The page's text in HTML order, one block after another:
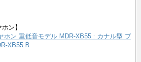
ン】
ホン 重低音モデル MDR-XB55 : カナル型 ブ
XB55 B